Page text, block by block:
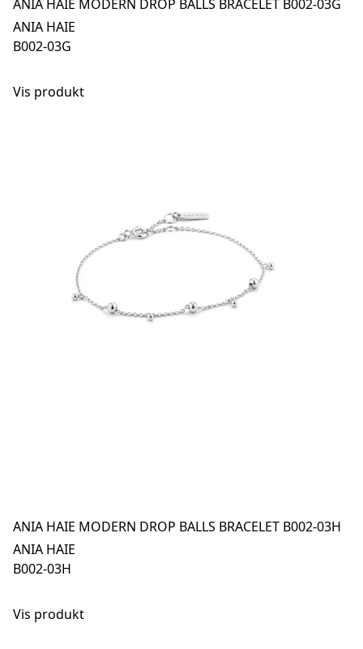
ANIA HAIE MODERN DROP BALLS BRACELET B002-03G
ANIA HAIE
B002-03G
Vis produkt
ANIA HAIE MODERN DROP BALLS BRACELET B002-03H
ANIA HAIE
B002-03H
Vis produkt